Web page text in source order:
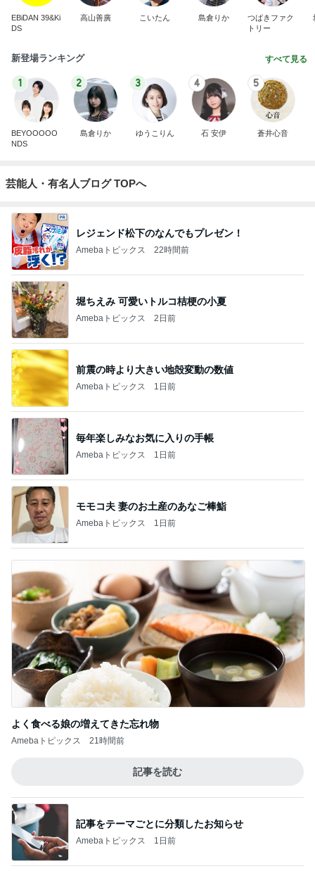
EBiDAN 39&Ki
DS
高山善廣 こいたん 島倉りか
つばきファク
トリー
新登場ランキング すべて見る
1
BEYOOOOO
NDS
2
島倉りか
3
ゆうこりん
4
石 安伊
5
蒼井心音
芸能人・有名人ブログ TOPへ
レジェンド松下のなんでもプレゼン！
Amebaトピックス 22時間前
堀ちえみ 可愛いトルコ桔梗の小夏
Amebaトピックス 2日前
前震の時より大きい地殻変動の数値
Amebaトピックス 1日前
毎年楽しみなお気に入りの手帳
Amebaトピックス 1日前
モモコ夫 妻のお土産のあなご棒鮨
Amebaトピックス 1日前
よく食べる娘の増えてきた忘れ物
Amebaトピックス 21時間前
記事を読む
記事をテーマごとに分類したお知らせ
Amebaトピックス 1日前